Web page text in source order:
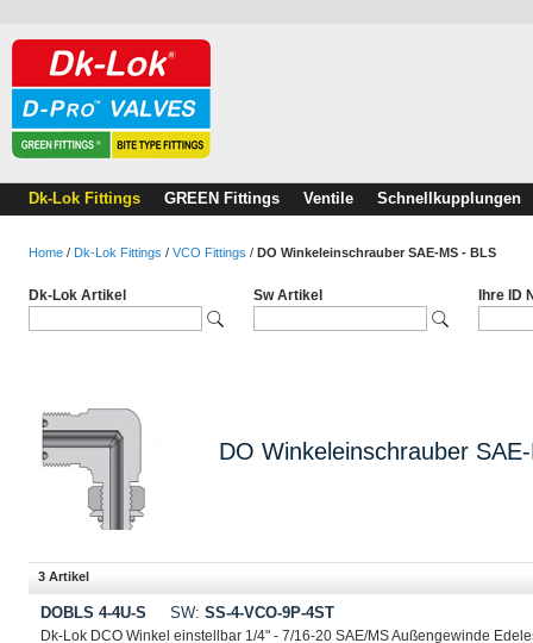
Dk-Lok Fittings GREEN Fittings Ventile Schnellkupplungen
Home / Dk-Lok Fittings / VCO Fittings / DO Winkeleinschrauber SAE-MS - BLS
Dk-Lok Artikel Sw Artikel Ihre ID
DO Winkeleinschrauber
3 Artikel
DOBLS 4-4U-S SW: SS-4-VCO-9P-4ST
Dk-Lok DCO Winkel einstellbar 1/4" - 7/16-20 SAE/MS Außengewinde